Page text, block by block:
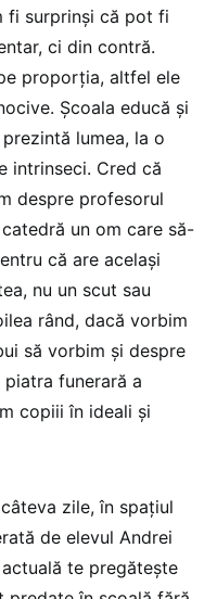
fi surprinși că pot fi
ci din contră.
proporția, altfel ele
Școala educă și
lumea, la o
intrinseci. Cred că
despre profesorul
un om care să-
că are același
nu un scut sau
rând, dacă vorbim
să vorbim și despre
funerară a
copiii în ideali și
zile, în spațiul
de elevul Andrei
te pregătește